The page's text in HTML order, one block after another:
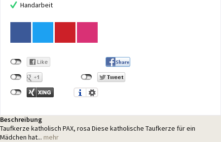
Handarbeit
Beschreibung
Taufkerze katholisch PAX, rosa Diese katholische Taufkerze für ein
Mädchen hat... mehr